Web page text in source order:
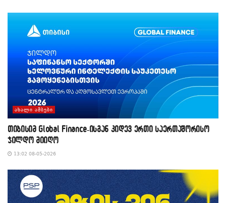
ᲐᲮᲐᲚᲘ ᲐᲛᲑᲔᲑᲘ
თიბისიმ Global Finance-ისგან კიდევ ერთი საერთაშორისო
ჯილდო მიიღო
13:02 08-05-2026